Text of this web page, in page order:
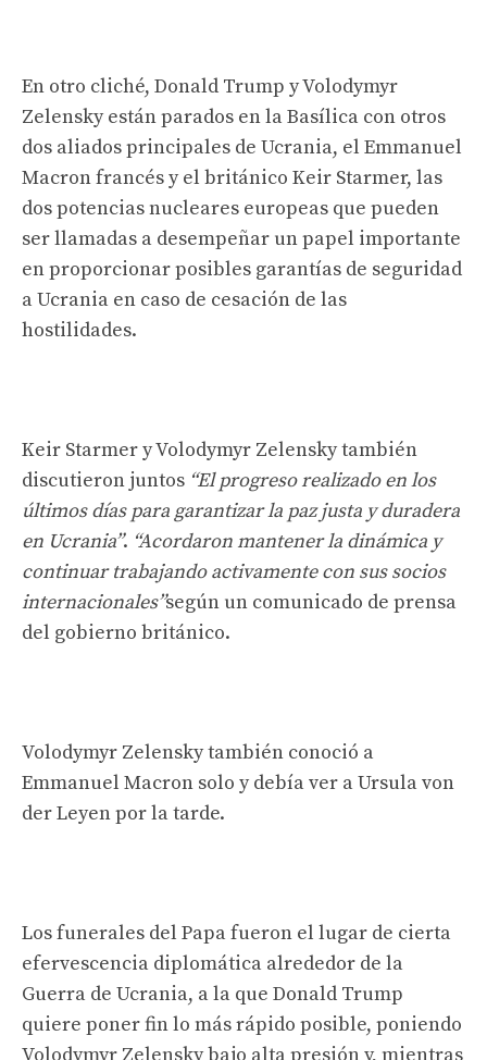
En otro cliché, Donald Trump y Volodymyr
Zelensky están parados en la Basílica con otros
dos aliados principales de Ucrania, el Emmanuel
Macron francés y el británico Keir Starmer, las
dos potencias nucleares europeas que pueden
ser llamadas a desempeñar un papel importante
en proporcionar posibles garantías de seguridad
a Ucrania en caso de cesación de las
hostilidades.
Keir Starmer y Volodymyr Zelensky también
discutieron juntos “El progreso realizado en los
últimos días para garantizar la paz justa y duradera
en Ucrania”. “Acordaron mantener la dinámica y
continuar trabajando activamente con sus socios
internacionales”según un comunicado de prensa
del gobierno británico.
Volodymyr Zelensky también conoció a
Emmanuel Macron solo y debía ver a Ursula von
der Leyen por la tarde.
Los funerales del Papa fueron el lugar de cierta
efervescencia diplomática alrededor de la
Guerra de Ucrania, a la que Donald Trump
quiere poner fin lo más rápido posible, poniendo
Volodymyr Zelensky bajo alta presión y, mientras